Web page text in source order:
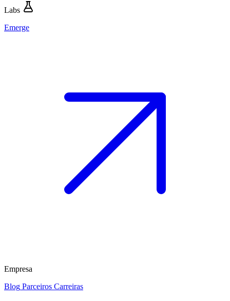
Labs
Emerge
Empresa
Blog Parceiros Carreiras